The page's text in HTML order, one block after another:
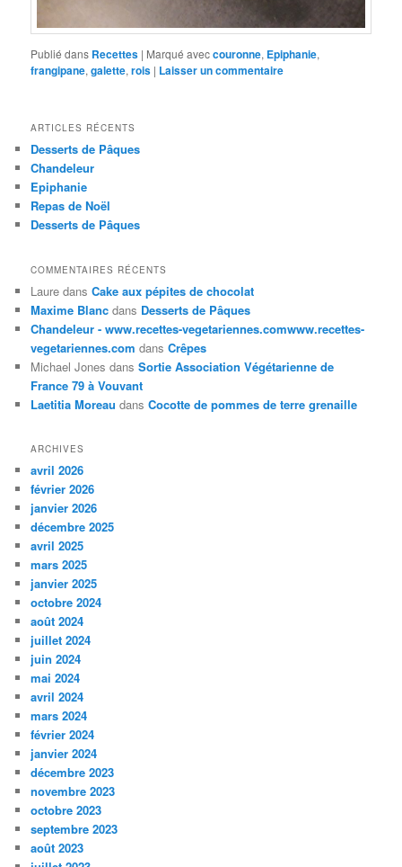
Publié dans Recettes | Marqué aveccouronne, Epiphanie,
frangipane,galette,rois | Laisser un commentaire
ARTICLES RÉCENTS
Desserts de Pâques
Chandeleur
Epiphanie
Repas de Noël
Desserts de Pâques
COMMENTAIRES RÉCENTS
Laure dansCake aux pépites de chocolat
Maxime Blanc dans Desserts de Pâques
Chandeleur - www.recettes-vegetariennes.comwww.recettes-
vegetariennes.com dansCrêpes
Michael Jones dansSortie Association Végétarienne de
France 79 à Vouvant
Laetitia Moreau dansCocotte de pommes de terre grenaille
ARCHIVES
avril 2026
février 2026
janvier 2026
décembre 2025
avril 2025
mars 2025
janvier 2025
octobre 2024
août 2024
juillet 2024
juin 2024
mai 2024
avril 2024
mars 2024
février 2024
janvier 2024
décembre 2023
novembre 2023
octobre 2023
septembre 2023
août 2023